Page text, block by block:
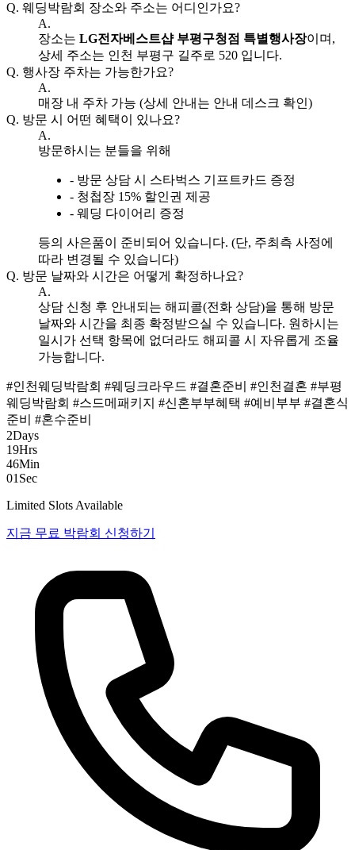
Q. 웨딩박람회 장소와 주소는 어디인가요?
A.
장소는 LG전자베스트샵 부평구청점 특별행사장이며,
상세 주소는 인천 부평구 길주로 520 입니다.
Q. 행사장 주차는 가능한가요?
A.
매장 내 주차 가능 (상세 안내는 안내 데스크 확인)
Q. 방문 시 어떤 혜택이 있나요?
A.
방문하시는 분들을 위해
- 방문 상담 시 스타벅스 기프트카드 증정
- 청첩장 15% 할인권 제공
- 웨딩 다이어리 증정
등의 사은품이 준비되어 있습니다. (단, 주최측 사정에
따라 변경될 수 있습니다)
Q. 방문 날짜와 시간은 어떻게 확정하나요?
A.
상담 신청 후 안내되는 해피콜(전화 상담)을 통해 방문
날짜와 시간을 최종 확정받으실 수 있습니다. 원하시는
일시가 선택 항목에 없더라도 해피콜 시 자유롭게 조율
가능합니다.
#인천웨딩박람회 #웨딩크라우드 #결혼준비 #인천결혼 #부평
웨딩박람회 #스드메패키지 #신혼부부혜택 #예비부부 #결혼식
준비 #혼수준비
2Days
19Hrs
46Min
00 Sec
Limited Slots Available
지금 무료 박람회 신청하기